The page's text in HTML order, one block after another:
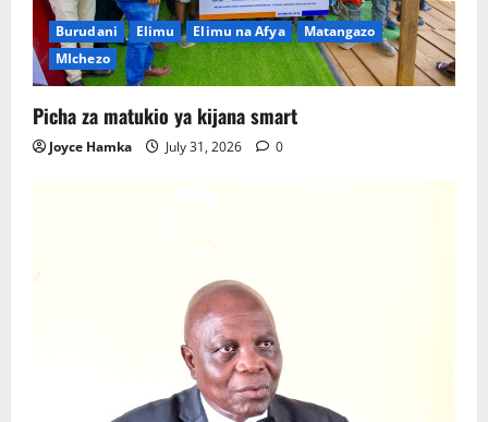
Burudani Elimu Elimu na Afya
Matangazo
MIchezo
Picha za matukio ya kijana smart
Joyce Hamka July 31, 2026 0